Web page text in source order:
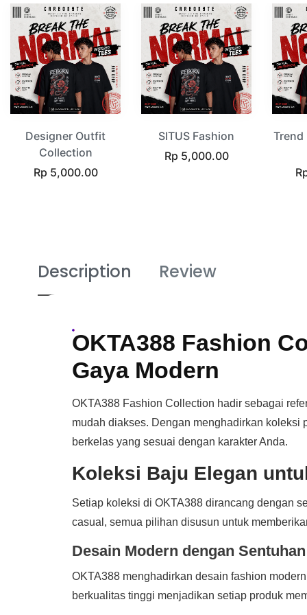
Designer Outfit
Collection
Regular
Rp 5,000.00
SITUS Fashion
Regular
Rp 5,000.00
Trend
Description Review
OKTA388 Fashion
Gaya Modern
OKTA388 Fashion Collection hadir sebagai
mudah diakses. Dengan menghadirkan
berkelas yang sesuai dengan karakter Anda.
Koleksi Baju Elegan
Setiap koleksi di OKTA388 dirancang dengan
casual, semua pilihan disusun untuk
Desain Modern dengan
OKTA388 menghadirkan desain fashion
berkualitas tinggi menjadikan setiap produk